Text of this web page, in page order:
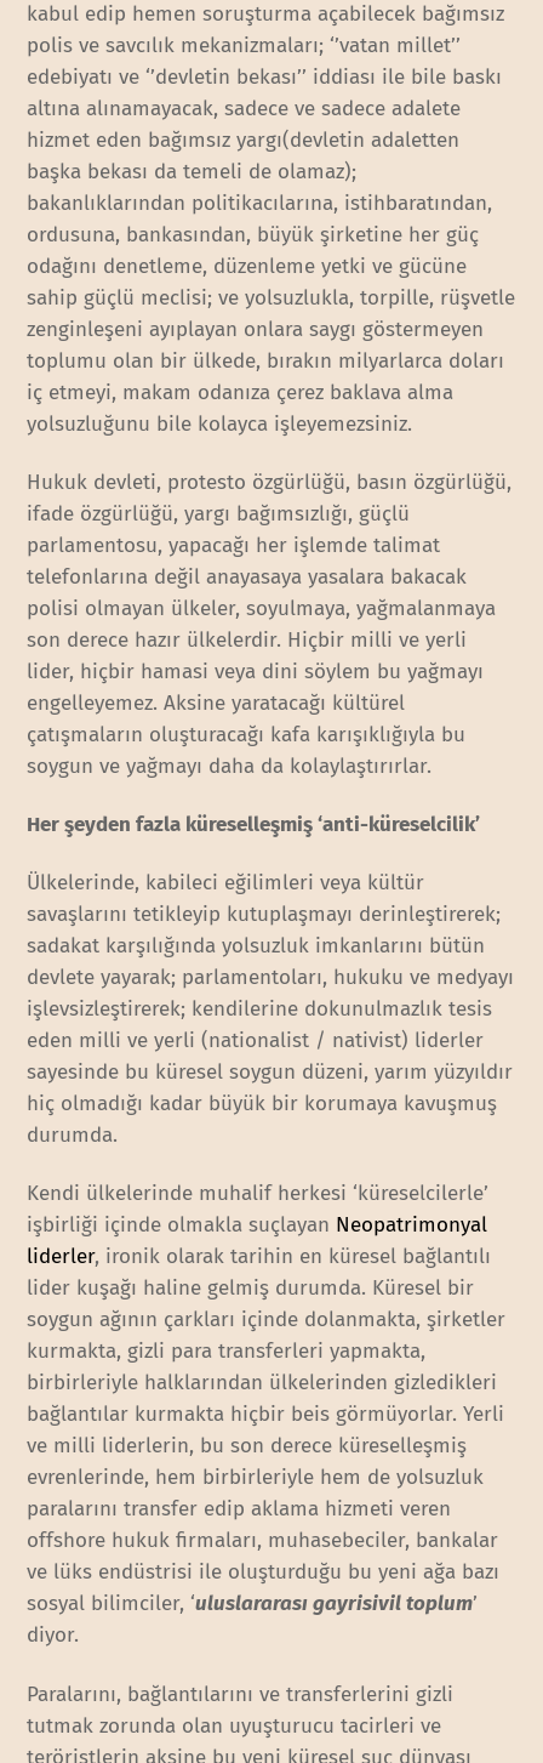
kabul edip hemen soruşturma açabilecek bağımsız
polis ve savcılık mekanizmaları; ‘’vatan millet’’
edebiyatı ve ‘’devletin bekası’’ iddiası ile bile baskı
altına alınamayacak, sadece ve sadece adalete
hizmet eden bağımsız yargı(devletin adaletten
başka bekası da temeli de olamaz);
bakanlıklarından politikacılarına, istihbaratından,
ordusuna, bankasından, büyük şirketine her güç
odağını denetleme, düzenleme yetki ve gücüne
sahip güçlü meclisi; ve yolsuzlukla, torpille, rüşvetle
zenginleşeni ayıplayan onlara saygı göstermeyen
toplumu olan bir ülkede, bırakın milyarlarca doları
iç etmeyi, makam odanıza çerez baklava alma
yolsuzluğunu bile kolayca işleyemezsiniz.
Hukuk devleti, protesto özgürlüğü, basın özgürlüğü,
ifade özgürlüğü, yargı bağımsızlığı, güçlü
parlamentosu, yapacağı her işlemde talimat
telefonlarına değil anayasaya yasalara bakacak
polisi olmayan ülkeler, soyulmaya, yağmalanmaya
son derece hazır ülkelerdir. Hiçbir milli ve yerli
lider, hiçbir hamasi veya dini söylem bu yağmayı
engelleyemez. Aksine yaratacağı kültürel
çatışmaların oluşturacağı kafa karışıklığıyla bu
soygun ve yağmayı daha da kolaylaştırırlar.
Her şeyden fazla küreselleşmiş ‘anti-küreselcilik’
Ülkelerinde, kabileci eğilimleri veya kültür
savaşlarını tetikleyip kutuplaşmayı derinleştirerek;
sadakat karşılığında yolsuzluk imkanlarını bütün
devlete yayarak; parlamentoları, hukuku ve medyayı
işlevsizleştirerek; kendilerine dokunulmazlık tesis
eden milli ve yerli (nationalist / nativist) liderler
sayesinde bu küresel soygun düzeni, yarım yüzyıldır
hiç olmadığı kadar büyük bir korumaya kavuşmuş
durumda.
Kendi ülkelerinde muhalif herkesi ‘küreselcilerle’
işbirliği içinde olmakla suçlayan Neopatrimonyal
liderler, ironik olarak tarihin en küresel bağlantılı
lider kuşağı haline gelmiş durumda. Küresel bir
soygun ağının çarkları içinde dolanmakta, şirketler
kurmakta, gizli para transferleri yapmakta,
birbirleriyle halklarından ülkelerinden gizledikleri
bağlantılar kurmakta hiçbir beis görmüyorlar. Yerli
ve milli liderlerin, bu son derece küreselleşmiş
evrenlerinde, hem birbirleriyle hem de yolsuzluk
paralarını transfer edip aklama hizmeti veren
offshore hukuk firmaları, muhasebeciler, bankalar
ve lüks endüstrisi ile oluşturduğu bu yeni ağa bazı
sosyal bilimciler, ‘uluslararası gayrisivil toplum’
diyor.
Paralarını, bağlantılarını ve transferlerini gizli
tutmak zorunda olan uyuşturucu tacirleri ve
teröristlerin aksine bu yeni küresel suç dünyası